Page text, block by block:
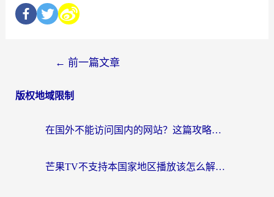
← 前一篇文章
版权地域限制
在国外不能访问国内的网站？这篇攻略帮你无缝连接家乡资源
芒果TV不支持本国家地区播放该怎么解决？海外党追剧看片的终极指南